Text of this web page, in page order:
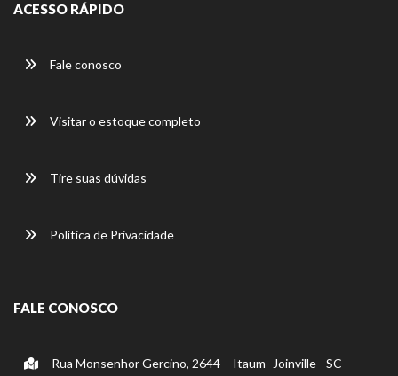
ACESSO RÁPIDO
Fale conosco
Visitar o estoque completo
Tire suas dúvidas
Política de Privacidade
FALE CONOSCO
Rua Monsenhor Gercino, 2644 – Itaum -Joinville - SC